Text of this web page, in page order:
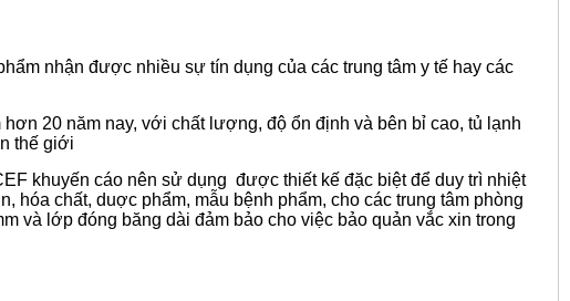
nhận được nhiều sự tín dụng của các trung tâm y tế hay các
20 năm nay, với chất lượng, độ ổn định và bên bỉ cao, tủ lạnh
thế giới
khuyến cáo nên sử dụng được thiết kế đặc biệt để duy trì nhiệt
hóa chất, duợc phẩm, mẫu bệnh phẩm, cho các trung tâm phòng
và lớp đóng băng dài đảm bảo cho việc bảo quản vắc xin trong